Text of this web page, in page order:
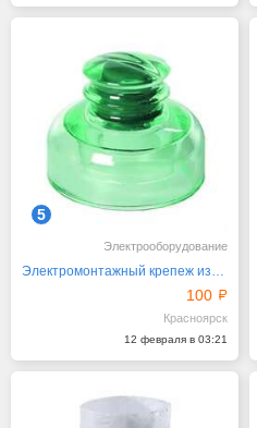
5
Электрооборудование
Электромонтажный крепеж изоляторы крюки хомуты
100
Красноярск
12 февраля в 03:21